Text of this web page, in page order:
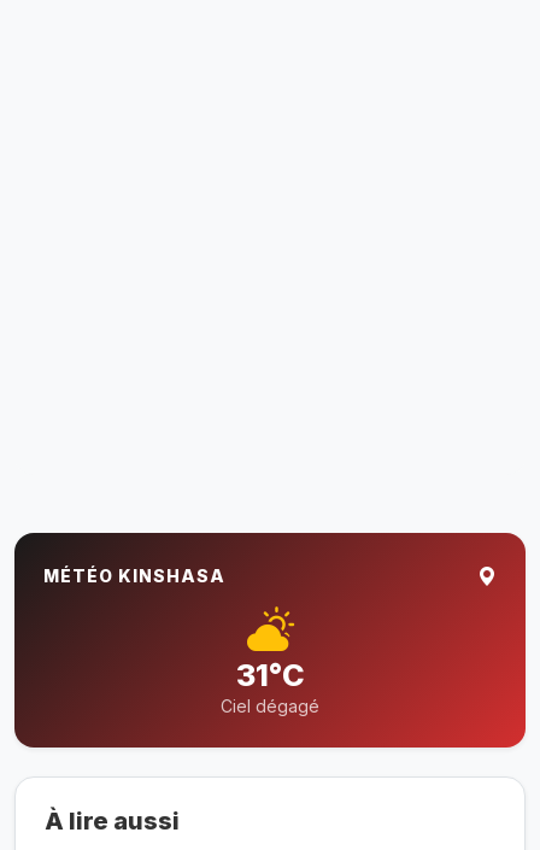
MÉTÉO KINSHASA
31°C
Ciel dégagé
À lire aussi